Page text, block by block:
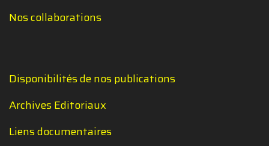
Nos collaborations
Disponibilités de nos publications
Archives Editoriaux
Liens documentaires